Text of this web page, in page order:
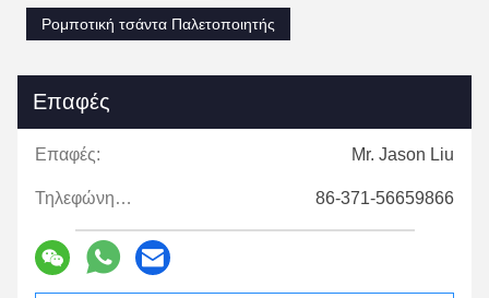
Ρομποτική τσάντα Παλετοποιητής
Επαφές
Επαφές: Mr. Jason Liu
Τηλεφώνημα: 86-371-56659866